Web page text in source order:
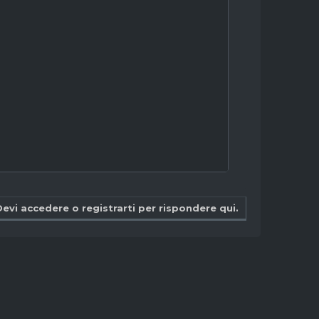
accedere o registrarti per rispondere qui.